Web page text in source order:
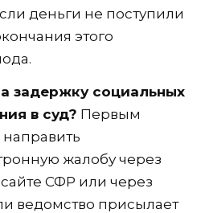
деньги не поступили
этого
задержку социальных
в суд? Первым
жалобу через
СФР или через
ведомство присылает